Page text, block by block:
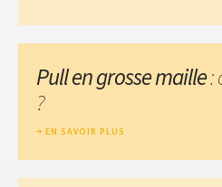
Pull en grosse maille:
?
EN SAVOIR PLUS